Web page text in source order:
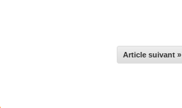
Article suivant »